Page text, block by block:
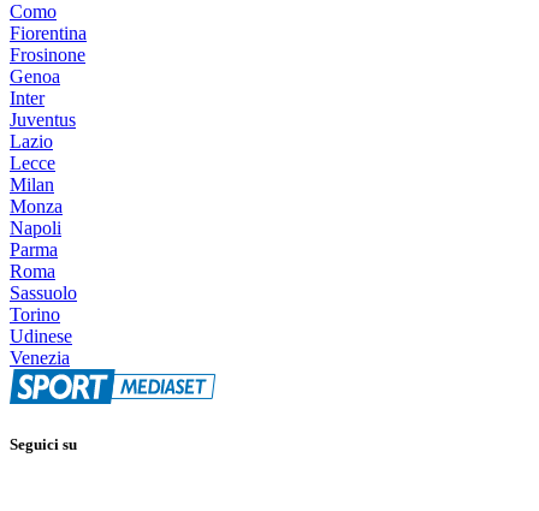
Como
Fiorentina
Frosinone
Genoa
Inter
Juventus
Lazio
Lecce
Milan
Monza
Napoli
Parma
Roma
Sassuolo
Torino
Udinese
Venezia
Seguici su